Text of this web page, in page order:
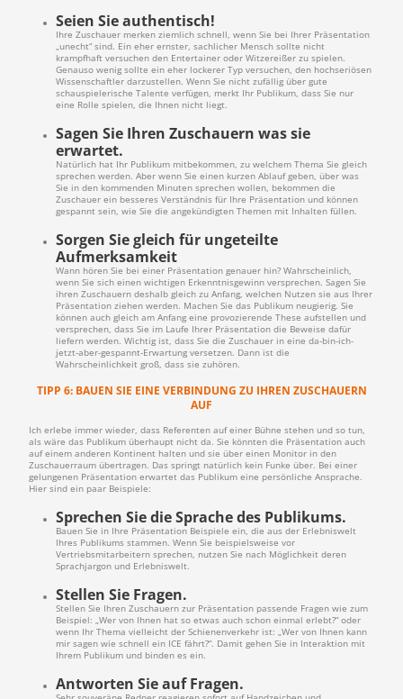
Seien Sie authentisch!
Ihre Zuschauer merken ziemlich schnell, wenn Sie bei Ihrer Präsentation
„unecht“ sind. Ein eher ernster, sachlicher Mensch sollte nicht
krampfhaft versuchen den Entertainer oder Witzereißer zu spielen.
Genauso wenig sollte ein eher lockerer Typ versuchen, den hochseriösen
Wissenschaftler darzustellen. Wenn Sie nicht zufällig über gute
schauspielerische Talente verfügen, merkt Ihr Publikum, dass Sie nur
eine Rolle spielen, die Ihnen nicht liegt.
Sagen Sie Ihren Zuschauern was sie
erwartet.
Natürlich hat Ihr Publikum mitbekommen, zu welchem Thema Sie gleich
sprechen werden. Aber wenn Sie einen kurzen Ablauf geben, über was
Sie in den kommenden Minuten sprechen wollen, bekommen die
Zuschauer ein besseres Verständnis für Ihre Präsentation und können
gespannt sein, wie Sie die angekündigten Themen mit Inhalten füllen.
Sorgen Sie gleich für ungeteilte
Aufmerksamkeit
Wann hören Sie bei einer Präsentation genauer hin? Wahrscheinlich,
wenn Sie sich einen wichtigen Erkenntnisgewinn versprechen. Sagen Sie
ihren Zuschauern deshalb gleich zu Anfang, welchen Nutzen sie aus Ihrer
Präsentation ziehen werden. Machen Sie das Publikum neugierig. Sie
können auch gleich am Anfang eine provozierende These aufstellen und
versprechen, dass Sie im Laufe Ihrer Präsentation die Beweise dafür
liefern werden. Wichtig ist, dass Sie die Zuschauer in eine da-bin-ich-
jetzt-aber-gespannt-Erwartung versetzen. Dann ist die
Wahrscheinlichkeit groß, dass sie zuhören.
TIPP 6: BAUEN SIE EINE VERBINDUNG ZU IHREN ZUSCHAUERN
AUF
Ich erlebe immer wieder, dass Referenten auf einer Bühne stehen und so tun,
als wäre das Publikum überhaupt nicht da. Sie könnten die Präsentation auch
auf einem anderen Kontinent halten und sie über einen Monitor in den
Zuschauerraum übertragen. Das springt natürlich kein Funke über. Bei einer
gelungenen Präsentation erwartet das Publikum eine persönliche Ansprache.
Hier sind ein paar Beispiele:
Sprechen Sie die Sprache des Publikums.
Bauen Sie in Ihre Präsentation Beispiele ein, die aus der Erlebniswelt
Ihres Publikums stammen. Wenn Sie beispielsweise vor
Vertriebsmitarbeitern sprechen, nutzen Sie nach Möglichkeit deren
Sprachjargon und Erlebniswelt.
Stellen Sie Fragen.
Stellen Sie Ihren Zuschauern zur Präsentation passende Fragen wie zum
Beispiel: „Wer von Ihnen hat so etwas auch schon einmal erlebt?“ oder
wenn Ihr Thema vielleicht der Schienenverkehr ist: „Wer von Ihnen kann
mir sagen wie schnell ein ICE fährt?“. Damit gehen Sie in Interaktion mit
Ihrem Publikum und binden es ein.
Antworten Sie auf Fragen.